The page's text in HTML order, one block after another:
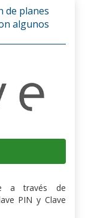
de planes
algunos
a través de
PIN y Clave